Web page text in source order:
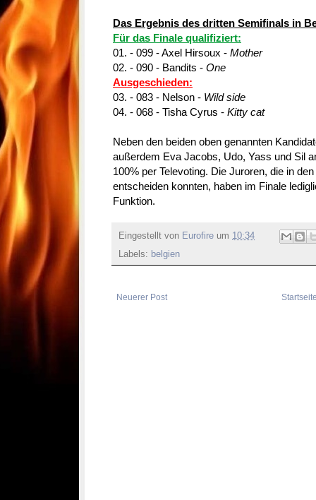
Das Ergebnis des dritten Semifinals in
Für das Finale qualifiziert:
01. - 099 - Axel Hirsoux - Mother
02. - 090 - Bandits - One
Ausgeschieden:
03. - 083 - Nelson - Wild side
04. - 068 - Tisha Cyrus - Kitty cat
Neben den beiden oben genannten
außerdem Eva Jacobs, Udo, Yass und Sil
100% per Televoting. Die Juroren, die in
entscheiden konnten, haben im Finale
Funktion.
Eingestellt von Eurofire um 10:34
Labels: belgien
Neuerer Post